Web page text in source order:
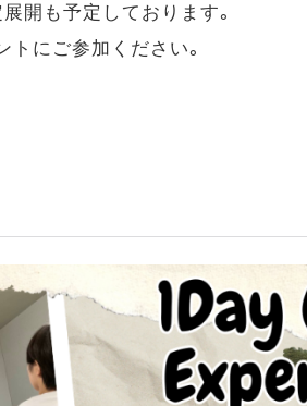
開も予定しております。
にご参加ください。